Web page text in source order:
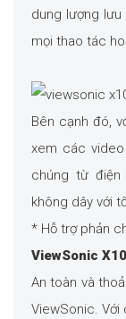
dung lượng lưu
mọi thao tác
Bên cạnh đó,
xem các
chúng từ điện
không dây với
* Hỗ trợ phản
ViewSonic
An toàn và
ViewSonic. Với